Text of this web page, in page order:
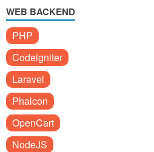
WEB BACKEND
PHP
Codeigniter
Laravel
Phalcon
OpenCart
NodeJS